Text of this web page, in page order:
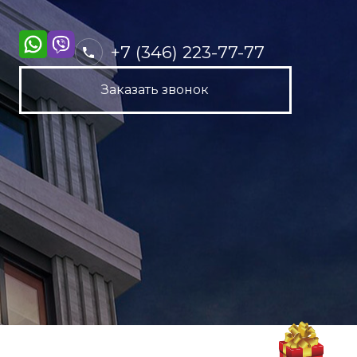
+7 (346) 223-77-77
Заказать звонок